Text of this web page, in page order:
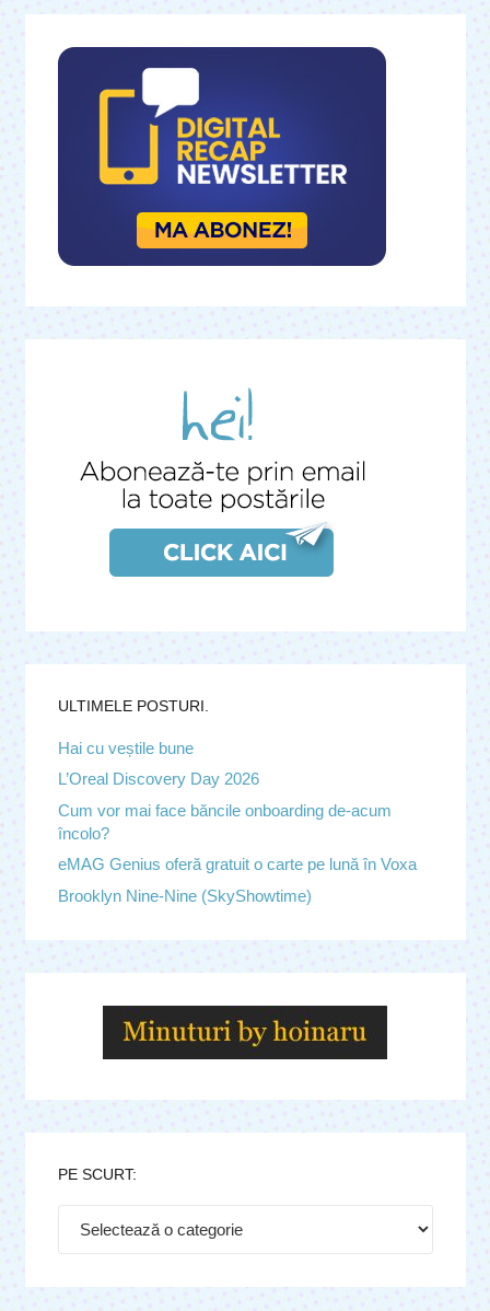
ULTIMELE POSTURI.
Hai cu veștile bune
L’Oreal Discovery Day 2026
Cum vor mai face băncile onboarding de-acum
încolo?
eMAG Genius oferă gratuit o carte pe lună în Voxa
Brooklyn Nine-Nine (SkyShowtime)
PE SCURT: